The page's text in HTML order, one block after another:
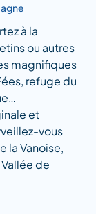
à la
ou autres
magnifiques
refuge du
et
vous
la Vanoise,
de